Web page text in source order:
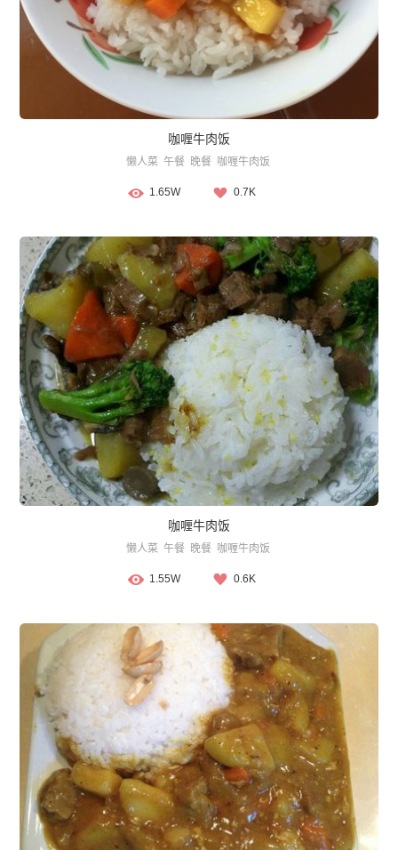
咖喱牛肉饭
懒人菜 午餐 晚餐 咖喱牛肉饭
1.65W 0.7K
咖喱牛肉饭
懒人菜 午餐 晚餐 咖喱牛肉饭
1.55W 0.6K